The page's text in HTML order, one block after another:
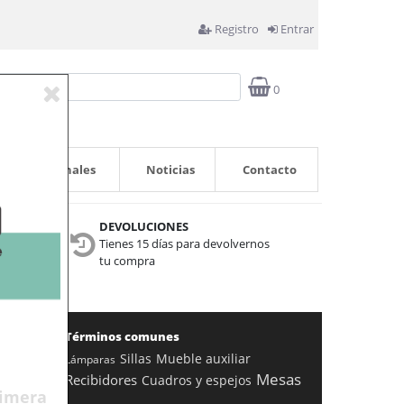
Registro Entrar
0
Profesionales Noticias Contacto
DEVOLUCIONES
Tienes 15 días para devolvernos
tu compra
Enviar »
Términos comunes
Lámparas Sillas Mueble auxiliar
Recibidores Cuadros y espejos Mesas